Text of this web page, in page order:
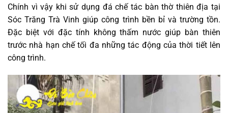
Chính vì vậy khi sử dụng đá chế tác bàn thờ thiên địa tại
Sóc Trăng Trà Vinh giúp công trình bền bỉ và trường tồn.
Đặc biệt với đặc tính không thấm nước giúp bàn thiên
trước nhà hạn chế tối đa những tác động của thời tiết lên
công trình.